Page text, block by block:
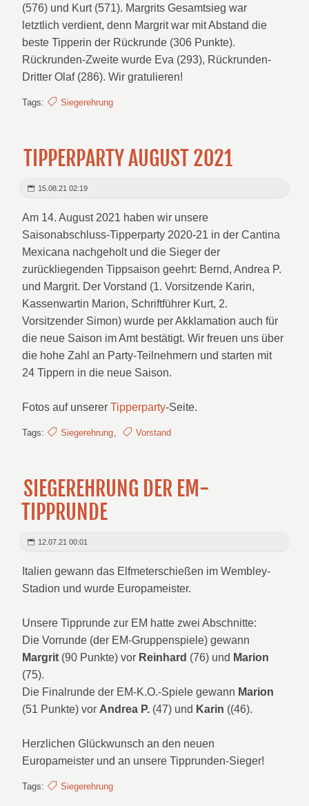
(576) und Kurt (571). Margrits Gesamtsieg war
letztlich verdient, denn Margrit war mit Abstand die
beste Tipperin der Rückrunde (306 Punkte).
Rückrunden-Zweite wurde Eva (293), Rückrunden-
Dritter Olaf (286). Wir gratulieren!
Tags: Siegerehrung
TIPPERPARTY AUGUST 2021
15.08.21 02:19
Am 14. August 2021 haben wir unsere
Saisonabschluss-Tipperparty 2020-21 in der Cantina
Mexicana nachgeholt und die Sieger der
zurückliegenden Tippsaison geehrt: Bernd, Andrea P.
und Margrit. Der Vorstand (1. Vorsitzende Karin,
Kassenwartin Marion, Schriftführer Kurt, 2.
Vorsitzender Simon) wurde per Akklamation auch für
die neue Saison im Amt bestätigt. Wir freuen uns über
die hohe Zahl an Party-Teilnehmern und starten mit
24 Tippern in die neue Saison.
Fotos auf unsererTipperparty-Seite.
Tags: Siegerehrung, Vorstand
SIEGEREHRUNG DER EM-
TIPPRUNDE
12.07.21 00:01
Italien gewann das Elfmeterschießen im Wembley-
Stadion und wurde Europameister.
Unsere Tipprunde zur EM hatte zwei Abschnitte:
Die Vorrunde (der EM-Gruppenspiele) gewann
Margrit (90 Punkte) vor Reinhard (76) und Marion
(75).
Die Finalrunde der EM-K.O.-Spiele gewann Marion
(51 Punkte) vor Andrea P. (47) und Karin ((46).
Herzlichen Glückwunsch an den neuen
Europameister und an unsere Tipprunden-Sieger!
Tags: Siegerehrung